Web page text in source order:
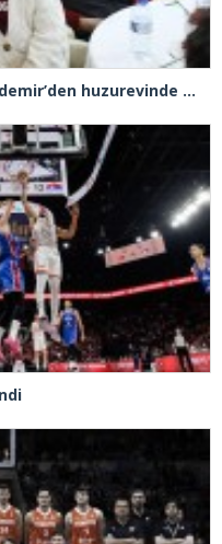
İstanbul İl Başkanı Abdullah Özdemir’den huzurevinde duygulandıran buluşma